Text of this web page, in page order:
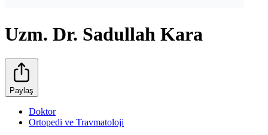
Uzm. Dr. Sadullah Kara
Paylaş
Doktor
Ortopedi ve Travmatoloji